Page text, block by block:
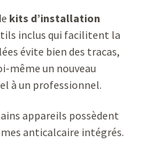
kits d’installation
inclus qui facilitent la
évite bien des tracas,
même un nouveau
à un professionnel.
appareils possèdent
anticalcaire intégrés.